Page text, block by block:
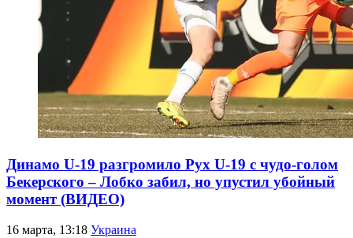
Динамо U-19 разгромило Рух U-19 с чудо-голом
Бекерского – Лобко забил, но упустил убойный
момент (ВИДЕО)
16 марта, 13:18 Украина